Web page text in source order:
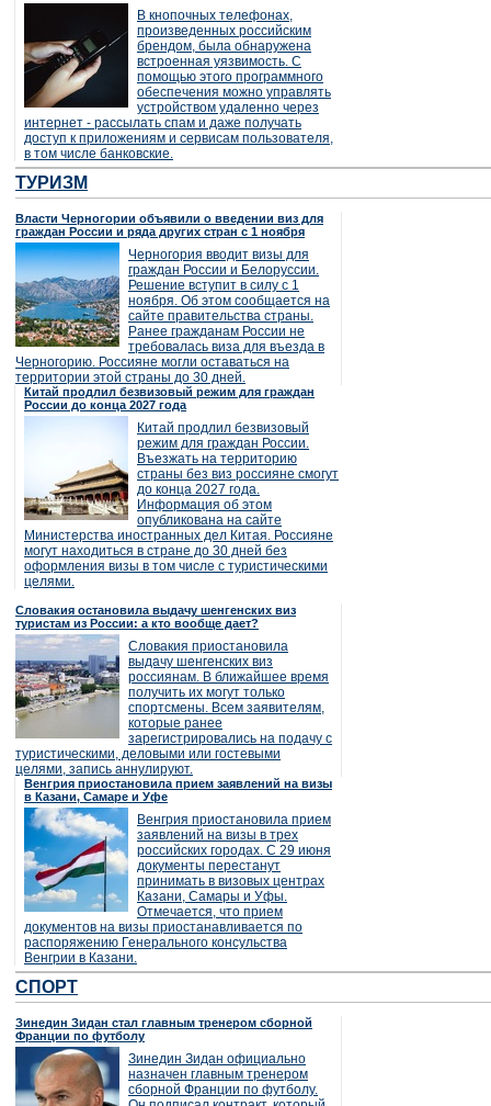
В кнопочных телефонах,
произведенных российским
брендом, была обнаружена
встроенная уязвимость. С
помощью этого программного
обеспечения можно управлять
устройством удаленно через
интернет - рассылать спам и даже получать
доступ к приложениям и сервисам пользователя,
в том числе банковские.
ТУРИЗМ
Власти Черногории объявили о введении виз для
граждан России и ряда других стран с 1 ноября
Черногория вводит визы для
граждан России и Белоруссии.
Решение вступит в силу с 1
ноября. Об этом сообщается на
сайте правительства страны.
Ранее гражданам России не
требовалась виза для въезда в
Черногорию. Россияне могли оставаться на
территории этой страны до 30 дней.
Китай продлил безвизовый режим для граждан
России до конца 2027 года
Китай продлил безвизовый
режим для граждан России.
Въезжать на территорию
страны без виз россияне смогут
до конца 2027 года.
Информация об этом
опубликована на сайте
Министерства иностранных дел Китая. Россияне
могут находиться в стране до 30 дней без
оформления визы в том числе с туристическими
целями.
Словакия остановила выдачу шенгенских виз
туристам из России: а кто вообще дает?
Словакия приостановила
выдачу шенгенских виз
россиянам. В ближайшее время
получить их могут только
спортсмены. Всем заявителям,
которые ранее
зарегистрировались на подачу с
туристическими, деловыми или гостевыми
целями, запись аннулируют.
Венгрия приостановила прием заявлений на визы
в Казани, Самаре и Уфе
Венгрия приостановила прием
заявлений на визы в трех
российских городах. С 29 июня
документы перестанут
принимать в визовых центрах
Казани, Самары и Уфы.
Отмечается, что прием
документов на визы приостанавливается по
распоряжению Генерального консульства
Венгрии в Казани.
СПОРТ
Зинедин Зидан стал главным тренером сборной
Франции по футболу
Зинедин Зидан официально
назначен главным тренером
сборной Франции по футболу.